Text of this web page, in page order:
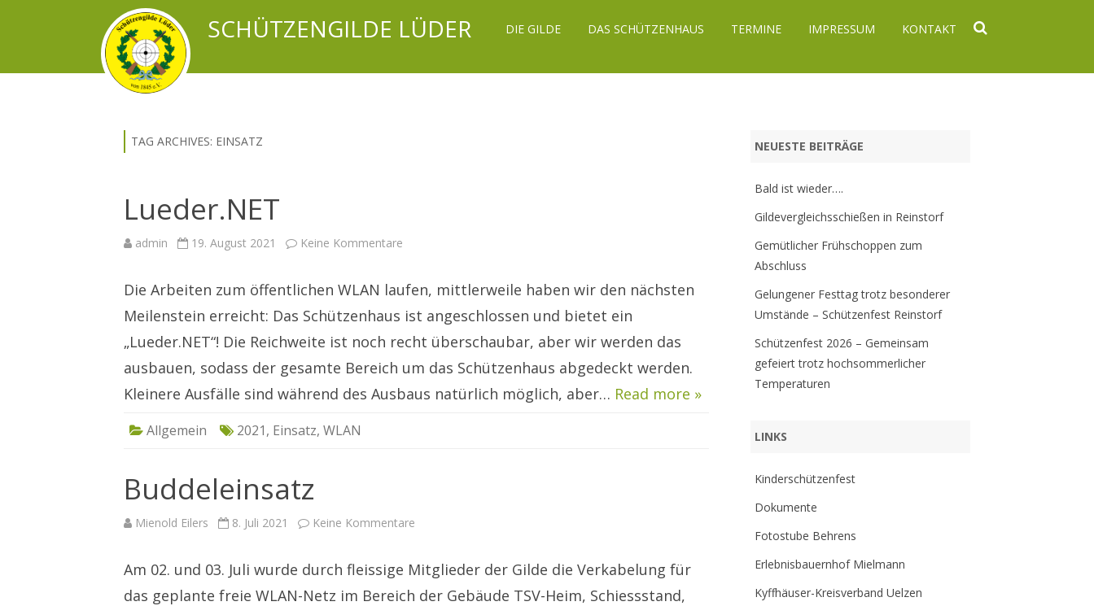
SCHÜTZENGILDE LÜDER DIE GILDE DAS SCHÜTZENHAUS TERMINE IMPRESSUM KONTAKT
TAG ARCHIVES: EINSATZ
Lueder.NET
admin 19. August 2021 Keine Kommentare
Die Arbeiten zum öffentlichen WLAN laufen, mittlerweile haben wir den nächsten
Meilenstein erreicht: Das Schützenhaus ist angeschlossen und bietet ein
„Lueder.NET“! Die Reichweite ist noch recht überschaubar, aber wir werden das
ausbauen, sodass der gesamte Bereich um das Schützenhaus abgedeckt werden.
Kleinere Ausfälle sind während des Ausbaus natürlich möglich, aber… Read more »
Allgemein 2021, Einsatz, WLAN
Buddeleinsatz
Mienold Eilers 8. Juli 2021 Keine Kommentare
Am 02. und 03. Juli wurde durch fleissige Mitglieder der Gilde die Verkabelung für
das geplante freie WLAN-Netz im Bereich der Gebäude TSV-Heim, Schiessstand,
NEUESTE BEITRÄGE
Bald ist wieder….
Gildevergleichsschießen in Reinstorf
Gemütlicher Frühschoppen zum
Abschluss
Gelungener Festtag trotz besonderer
Umstände – Schützenfest Reinstorf
Schützenfest 2026 – Gemeinsam
gefeiert trotz hochsommerlicher
Temperaturen
LINKS
Kinderschützenfest
Dokumente
Fotostube Behrens
Erlebnisbauernhof Mielmann
Kyffhäuser-Kreisverband Uelzen